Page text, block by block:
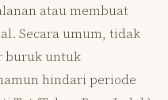
atau membuat
Secara umum, tidak
buruk untuk
hindari periode